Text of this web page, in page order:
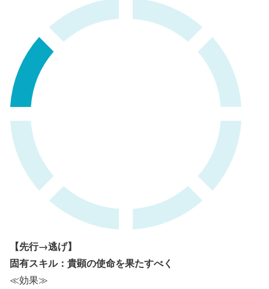
【先行→逃げ】
固有スキル：貴顕の使命を果たすべく
≪効果≫